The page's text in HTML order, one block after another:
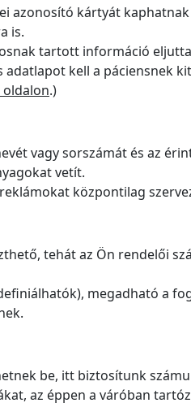
azonosító kártyát
is.
tartott információ
adatlapot kell a páciensnek
oldalon.)
vagy sorszámát és az
vetít.
központilag
tehát az Ön rendelői
megadható a
be, itt biztosítunk
az éppen a váróban